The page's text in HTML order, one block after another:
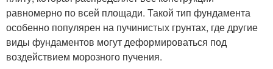
равномерно по всей площади. Такой тип фундамента
особенно популярен на пучинистых грунтах, где другие
виды фундаментов могут деформироваться под
воздействием морозного пучения.